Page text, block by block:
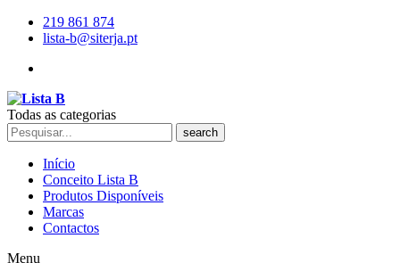
219 861 874
lista-b@siterja.pt
Todas as categorias
search
Início
Conceito Lista B
Produtos Disponíveis
Marcas
Contactos
Menu